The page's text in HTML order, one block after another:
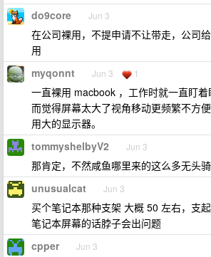
do9core Jun 3
在公司裸用，不提申请不让带走，公司
用
myqonnt Jun 3 1
一直裸用 macbook ，工作时就一直盯
而觉得屏幕太大了视角移动更频繁不方
用大的显示器。
tommyshelbyV2 Jun 3
那肯定，不然咸鱼哪里来的这么多无头
unusualcat Jun 3
买个笔记本那种支架 大概 50 左右，支
笔记本屏幕的话脖子会出问题
cpper Jun 3